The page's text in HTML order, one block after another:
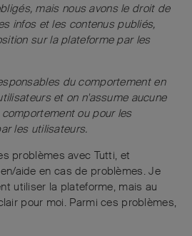
mais nous avons le droit de
infos et les contenus publiés,
sur la plateforme par les
du comportement en
et on n'assume aucune
ou pour les
les utilisateurs.
problèmes avec Tutti, et
aide en cas de problèmes. Je
utiliser la plateforme, mais au
pour moi. Parmi ces problèmes,